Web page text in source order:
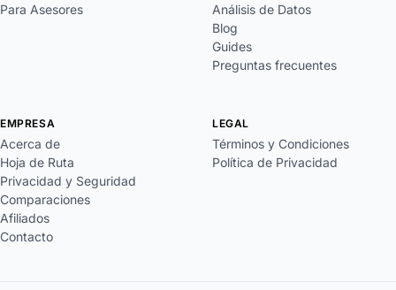
Para Asesores
Análisis de Datos
Blog
Guides
Preguntas frecuentes
EMPRESA
Acerca de
Hoja de Ruta
Privacidad y Seguridad
Comparaciones
Afiliados
Contacto
LEGAL
Términos y Condiciones
Política de Privacidad